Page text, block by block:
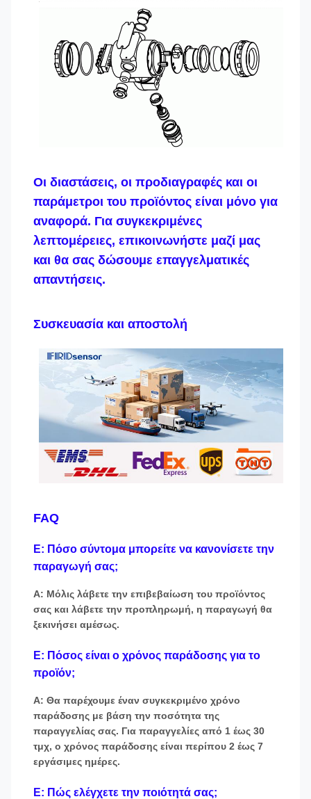
Οι διαστάσεις, οι προδιαγραφές και οι
παράμετροι του προϊόντος είναι μόνο για
αναφορά. Για συγκεκριμένες
λεπτομέρειες, επικοινωνήστε μαζί μας
και θα σας δώσουμε επαγγελματικές
απαντήσεις.
Συσκευασία και αποστολή
FAQ
Ε: Πόσο σύντομα μπορείτε να κανονίσετε την
παραγωγή σας;
Α: Μόλις λάβετε την επιβεβαίωση του προϊόντος
σας και λάβετε την προπληρωμή, η παραγωγή θα
ξεκινήσει αμέσως.
Ε: Πόσος είναι ο χρόνος παράδοσης για το
προϊόν;
Α: Θα παρέχουμε έναν συγκεκριμένο χρόνο
παράδοσης με βάση την ποσότητα της
παραγγελίας σας. Για παραγγελίες από 1 έως 30
τμχ, ο χρόνος παράδοσης είναι περίπου 2 έως 7
εργάσιμες ημέρες.
Ε: Πώς ελέγχετε την ποιότητά σας;